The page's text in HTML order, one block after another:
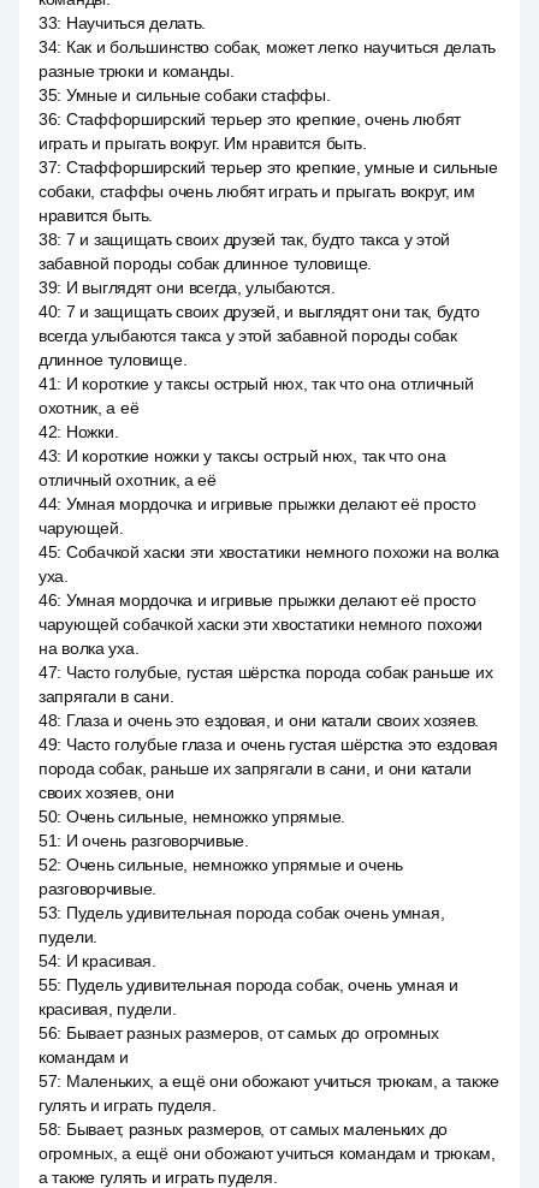
33: Научиться делать.
34: Как и большинство собак, может легко научиться делать
разные трюки и команды.
35: Умные и сильные собаки стаффы.
36: Стаффорширский терьер это крепкие, очень любят
играть и прыгать вокруг. Им нравится быть.
37: Стаффорширский терьер это крепкие, умные и сильные
собаки, стаффы очень любят играть и прыгать вокруг, им
нравится быть.
38: 7 и защищать своих друзей так, будто такса у этой
забавной породы собак длинное туловище.
39: И выглядят они всегда, улыбаются.
40: 7 и защищать своих друзей, и выглядят они так, будто
всегда улыбаются такса у этой забавной породы собак
длинное туловище.
41: И короткие у таксы острый нюх, так что она отличный
охотник, а её
42: Ножки.
43: И короткие ножки у таксы острый нюх, так что она
отличный охотник, а её
44: Умная мордочка и игривые прыжки делают её просто
чарующей.
45: Собачкой хаски эти хвостатики немного похожи на волка
уха.
46: Умная мордочка и игривые прыжки делают её просто
чарующей собачкой хаски эти хвостатики немного похожи
на волка уха.
47: Часто голубые, густая шёрстка порода собак раньше их
запрягали в сани.
48: Глаза и очень это ездовая, и они катали своих хозяев.
49: Часто голубые глаза и очень густая шёрстка это ездовая
порода собак, раньше их запрягали в сани, и они катали
своих хозяев, они
50: Очень сильные, немножко упрямые.
51: И очень разговорчивые.
52: Очень сильные, немножко упрямые и очень
разговорчивые.
53: Пудель удивительная порода собак очень умная,
пудели.
54: И красивая.
55: Пудель удивительная порода собак, очень умная и
красивая, пудели.
56: Бывает разных размеров, от самых до огромных
командам и
57: Маленьких, а ещё они обожают учиться трюкам, а также
гулять и играть пуделя.
58: Бывает, разных размеров, от самых маленьких до
огромных, а ещё они обожают учиться командам и трюкам,
а также гулять и играть пуделя.